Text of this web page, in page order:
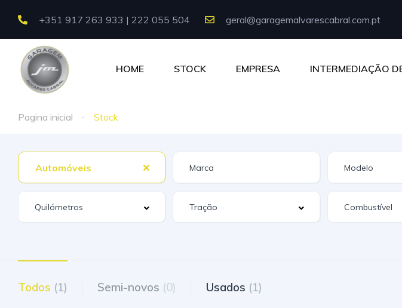
+351 917 263 933 | 222 055 504 geral@garagemalvarescabral.com.pt
HOME STOCK EMPRESA INTERMEDIAÇÃO
Pagina inicial Stock
Automóveis
Todos (1) Semi-novos (0) Usados (1)